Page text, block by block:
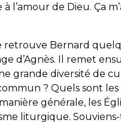
l’amour de Dieu. Ça
retrouve Bernard
d’Agnès. Il remet
grande diversité de
? Quels sont
générale, les
liturgique.